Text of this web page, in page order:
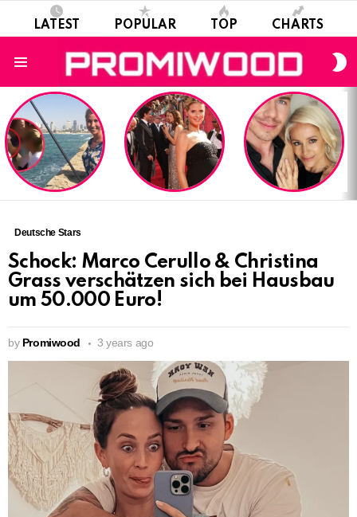
LATEST POPULAR TOP CHARTS
LATEST
STORIES
Deutsche Stars
Schock: Marco Cerullo & Christina
Grass verschätzen sich bei Hausbau
um 50.000 Euro!
by Promiwood 3 years ago